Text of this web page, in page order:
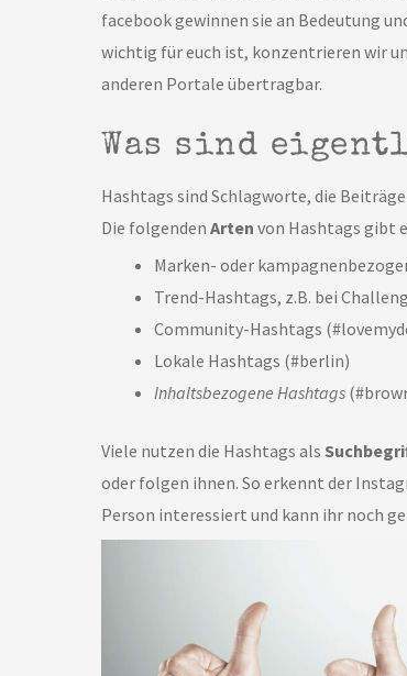
facebook gewinnen sie an Bedeutung
wichtig für euch ist, konzentrieren wir
anderen Portale übertragbar.
Was sind
Hashtags sind Schlagworte, die
Die folgenden Arten von Hashtags gibt
Marken- oder
Trend-Hashtags, z.B. bei
Community-Hashtags
Lokale Hashtags (#berlin)
Inhaltsbezogene Hashtags
Viele nutzen die Hashtags als
oder folgen ihnen. So erkennt der
Person interessiert und kann ihr noch